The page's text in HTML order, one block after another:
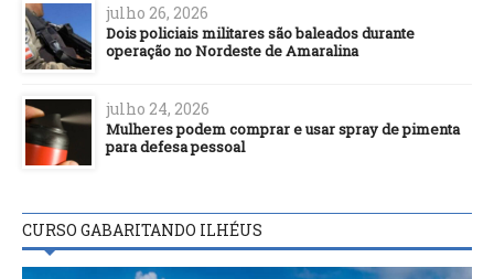
julho 26, 2026
Dois policiais militares são baleados durante
operação no Nordeste de Amaralina
julho 24, 2026
Mulheres podem comprar e usar spray de pimenta
para defesa pessoal
CURSO GABARITANDO ILHÉUS